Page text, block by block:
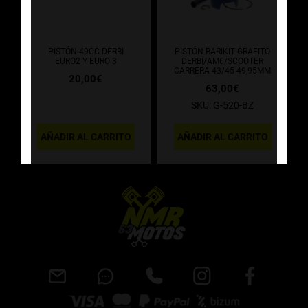
PISTÓN 49CC DERBI
EURO2 Y EURO 3
20,00 €
PISTÓN BARIKIT GRAFITO
DERBI/AM6/SCOOTER
CARRERA 43/45 49,95MM
63,00 €
SKU: G-520-BZ